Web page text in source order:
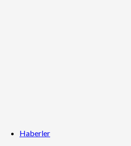
Haberler